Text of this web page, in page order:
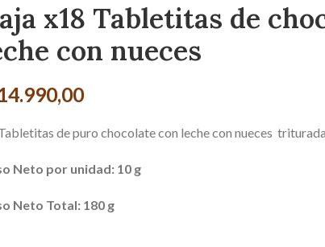
x18 Tabletitas de
con nueces
de puro chocolate con leche con nueces
Neto por unidad: 10 g
Neto Total: 180 g